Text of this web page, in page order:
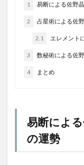
1 易断による佐野
2 占星術による佐
2.1 エレメント
3 数秘術による佐
4 まとめ
易断によ
の運勢